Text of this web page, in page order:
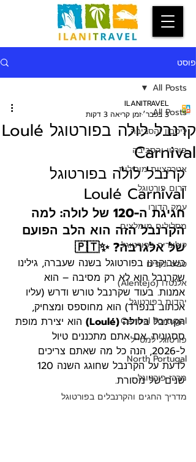
פוסט
All Posts
ליסבון והסביבה
פורטו והסביבה
אטרקציות מובילות
דרום פורטוגל
עמק הדורו
מסלולים מומלצים
קולינריה בפורטוגל
טבע ונופים
אלנטז'ו (Alentejo)
יהדות בפורטוגל
Central Portugal
פורטוגל למטייל
North Portugal
מרכז פורטוגל
מדריך החגים והקרנבלים בפורטוגל
All Posts
קרנבל לולה בפורטוגל Loulé
Carnival
ILANITRAVEL
3 בפבר׳
זמן קריאה 3 דקות
קרנבל לולה בפורטוגל
Loulé Carnival
חגיגת ה-120 של לולה: למה
הקרנבל הזה הוא הלב הפועם
של אלגרבה? ✨🇵🇹
כשביקרנו בפורטוגל בשנה שעברה, גילינו
שקרנבל הוא לא רק מסיבה – הוא
אמנות. בעוד שקרנבל טורש ודרש (עליו
אכתוב בנפרד) הוא מחוספס ומצחיק,
הקרנבל בלולה (Loulé)
הוא יצירת מופת
ססגונית. אם אתם מתכננים טיול
ל-2026, הנה כל מה שאתם צריכים
שנים של מסורת.